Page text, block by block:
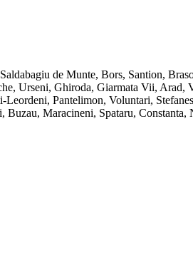
de Munte, Bors, Santion,
Urseni, Ghiroda, Giarmata Vii,
Pantelimon, Voluntari,
Maracineni, Spataru,